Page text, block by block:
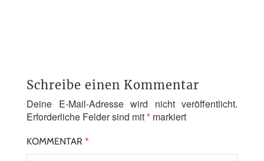
Schreibe einen Kommentar
Deine E-Mail-Adresse wird nicht veröffentlicht.
Erforderliche Felder sind mit* markiert
KOMMENTAR *